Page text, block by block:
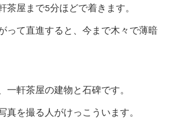
茶屋まで5分ほどで着きます。
って直進すると、今まで木々で薄暗
一軒茶屋の建物と石碑です。
真を撮る人がけっこういます。